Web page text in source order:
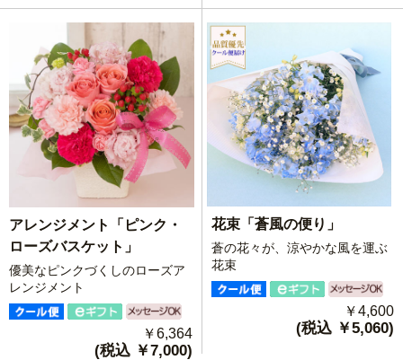
アレンジメント「ピンク・
ローズバスケット」
優美なピンクづくしのローズア
レンジメント
￥6,364
(税込 ￥7,000)
花束「蒼風の便り」
蒼の花々が、涼やかな風を運ぶ
花束
￥4,600
(税込 ￥5,060)